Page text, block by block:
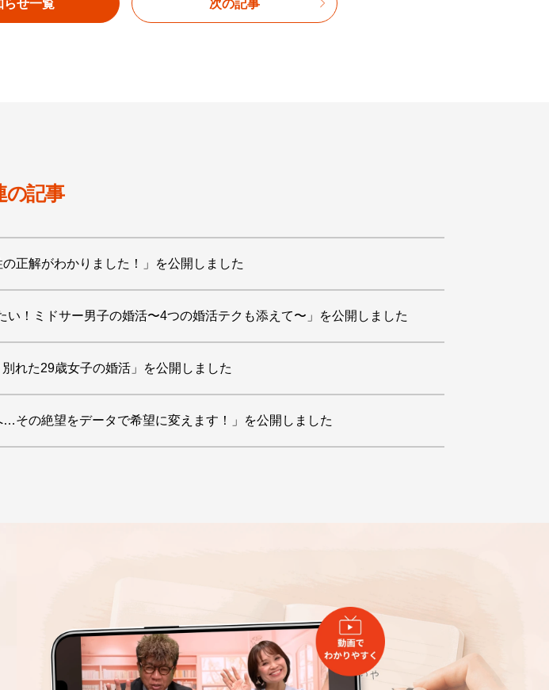
らせ一覧 次の記事
の記事
正解がわかりました！」を公開しました
い！ミドサー男子の婚活〜4つの婚活テクも添えて〜」を公開しました
れた29歳女子の婚活」を公開しました
…その絶望をデータで希望に変えます！」を公開しました